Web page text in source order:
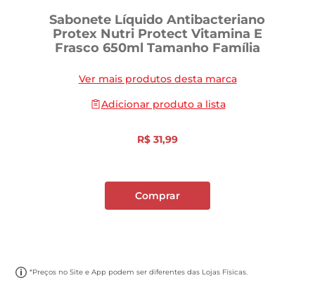
Sabonete Líquido Antibacteriano
Protex Nutri Protect Vitamina E
Frasco 650ml Tamanho Família
Ver mais produtos desta marca
Adicionar produto a lista
R$ 31,99
Comprar
*Preços no Site e App podem ser diferentes das Lojas Físicas.